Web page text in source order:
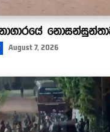
August 7, 2026